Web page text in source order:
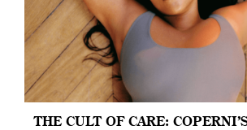
THE CULT OF CARE: